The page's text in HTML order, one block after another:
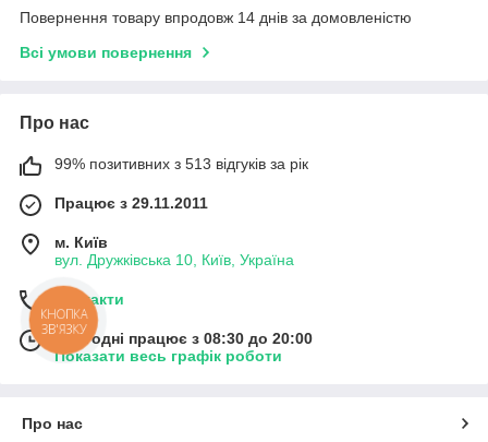
Повернення товару впродовж 14 днів за домовленістю
Всі умови повернення
Про нас
99% позитивних з 513 відгуків за рік
Працює з 29.11.2011
м. Київ
вул. Дружківська 10, Київ, Україна
Контакти
Сьогодні працює з 08:30 до 20:00
Показати весь графік роботи
Про нас
КНОПКА
ЗВ'ЯЗКУ